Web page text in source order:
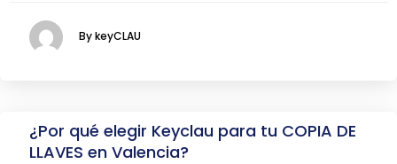
By keyCLAU
¿Por qué elegir Keyclau para tu COPIA DE
LLAVES en Valencia?